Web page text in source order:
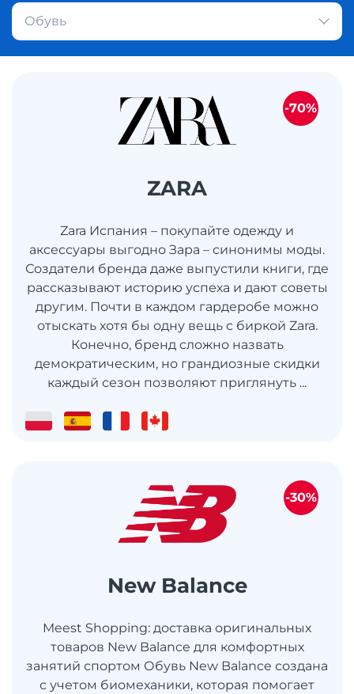
Обувь
ZARA
Zara Испания – покупайте одежду и
аксессуары выгодно Зара – синонимы моды.
Создатели бренда даже выпустили книги, где
рассказывают историю успеха и дают советы
другим. Почти в каждом гардеробе можно
отыскать хотя бы одну вещь с биркой Zara.
Конечно, бренд сложно назвать
демократическим, но грандиозные скидки
каждый сезон позволяют приглянуть ...
-70%
New Balance
Meest Shopping: доставка оригинальных
товаров New Balance для комфортных
занятий спортом Обувь New Balance создана
с учетом биомеханики, которая помогает
-30%